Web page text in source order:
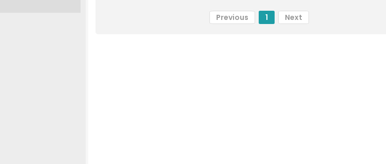
Previous 1 Next